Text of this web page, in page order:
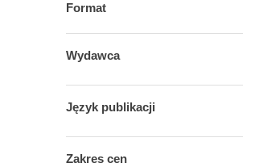
Format
Wydawca
Język publikacji
Zakres cen